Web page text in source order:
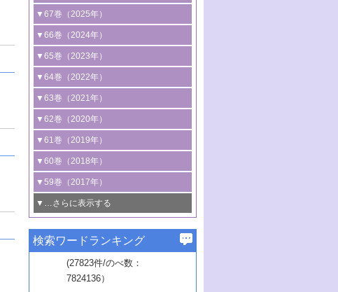
1号 過酸化水素合成に関する研究動向
2号 コンピューター技術により加速する
触媒開発
3号 有機分子変換やCO 資源化のための
光触媒に関する最近の研究
B号 第137回触媒討論会（2026年）
▼67巻（2025年）
1号 CO
水素化によるグリーン燃料/グリ
ーンケミカル製造
2号 水素製造のための水分解技術に関す
る最近の研究
3号 オレフィン系樹脂の精密合成に関す
る最新技術
4号 アルコール類の効率的変換を実現す
る非貴金属触媒の研究動向
5号 ゼオライトの合成と応用における研
究動向
6号 ヘテロ接合界面
B号 第135回触媒討論会（2025年）
▼66巻（2024年）
1号 低次元ナノ構造を有する触媒材料
2号 規制反応場を活用した固体触媒研究
の新展開
3号 未踏分子変換を目指した酸化触媒プ
ロセスの最前線
4号 シンクロトロン放射光および中性子
線を利用した触媒解析技術の最先端
5号 単原子触媒
6号 参照触媒委員会からのお知らせ
B号 第133回触媒討論会（2023年）
▼65巻（2023年）
1号 炭素が関わる触媒機能
2号 プラスチックケミカルリサイクルの
ための触媒技術
3号 非酸化物系金属化合物を基盤とした
触媒材料の開発
4号 格子酸素・格子酸素欠陥を利用した
触媒反応
5号 生体触媒によるエネルギー変換反応
6号 窒素とリンの循環のための触媒・機
能性材料
▼64巻（2022年）
1号 合成ガス製造とCOを用いるケミカル
ズ合成の最新動向
2号 化学品合成のための合金触媒開発
3号 CO の排出削減および有効活用のた
めの触媒技術
4号 若手による情報発信企画～とびたて
若き触媒の研究者たち～（1）
若き触媒の研究者たち～（2）
6号 石油のノーブル・ユースを志向した
触媒技術
▼63巻（2021年）
1号 金触媒の新展開
2号 ペロブスカイト
3号 特殊反応場を利用した触媒的分子変
換反応
4号 多孔質材料を用いた触媒の新展開
5号 情報学的手法を用いた触媒開発
6号 カーボンニュートラルに向けた電解
技術
B号 第127回触媒討論会（2021年・オン
ライン開催(Zoom)のみ）
▼62巻（2020年）
1号 触媒設計を拓く欠陥構造のキャラク
タリゼーション
2号 機能化学品製造に資するクリーンな
触媒的酸化反応
3号 水処理のための触媒化学
4号 光触媒を用いた水分解の最新の研究
動向
5号 次世代の触媒プロセスを支えるマイ
▼61巻（2019年）
1号 物質移動制御に着目した触媒プロセ
ス開発
2号 CO2 フリー水素サプライチェーンに
関わる触媒開発動向
3号 精密高分子合成に関する最近の研究
動向
4号 バイオマス化成品製造のための触媒
▼60巻（2018年）
1号 固体酸触媒の最新の研究動向
2号 二酸化炭素からの有用化学品合成
3号 ナノ粒子・クラスター触媒の最前線
4号 60周年記念企画
5号 進化するゼオライト合成技術
6号 非貴金属系触媒における電気化学的
▼59巻（2017年）
1号 いたるところに，触媒
最先端技術
3号 無機分離膜材料の開発と触媒反応プ
ロセスへの適用
▼…さらに表示する
1号 ユニークな構造の高分子を生み出す触
2号 リグニンからの化成品製造に向けた触
▼57巻（2015年）
1号 水素キャリアにかかわる触媒技術の新
▼56巻（2014年）
検索ワードランキング
(27823件/のべ数：
7824136）